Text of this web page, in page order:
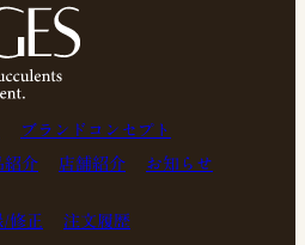
ブランドコンセプト
紹介 店舗紹介 お知らせ
/修正 注文履歴